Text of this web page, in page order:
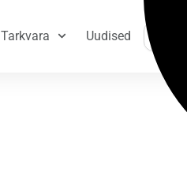
Tarkvara Uudised
Search